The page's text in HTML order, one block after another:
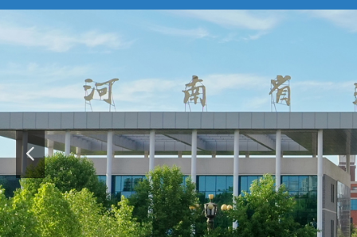
网站首页 新闻中心 通知公告 教学教研
넳